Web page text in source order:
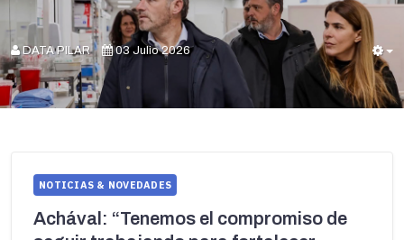
DATA PILAR 03 Julio 2026
NOTICIAS & NOVEDADES
Achával: “Tenemos el compromiso de